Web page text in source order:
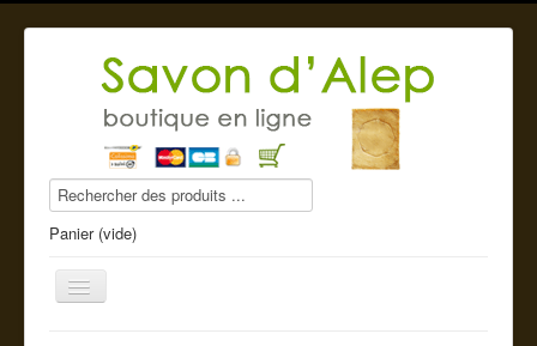
Panier (vide)